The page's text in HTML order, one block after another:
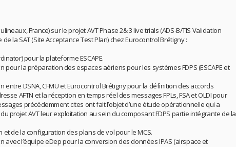
France) sur le projet AVT Phase 2& 3 live trials (ADS-B/TIS Validation
la SAT (Site Acceptance Test Plan) chez Eurocontrol Brétigny :
pour la plateforme ESCAPE.
pour la préparation des espaces aériens pour les systèmes FDPS (ESCAPE et
entre DSNA, CFMU et Eurocontrol Brétigny pour la définition des accords
AFTN et la réception en temps réel des messages FPLs, FSA et OLDI pour
précédemment cites ont fait l’objet d’une étude opérationnelle qui a
projet AVT leur exploitation au sein du composant FDPS partie intégrante de la
de la configuration des plans de vol pour le MCS.
avec l’équipe eDep pour la conversion des données IPAS (airspace et